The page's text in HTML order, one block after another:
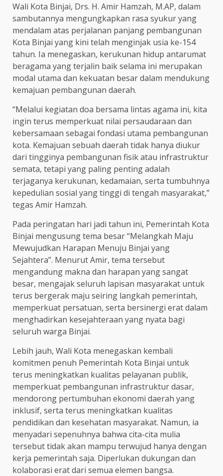
Wali Kota Binjai, Drs. H. Amir Hamzah, M.AP, dalam
sambutannya mengungkapkan rasa syukur yang
mendalam atas perjalanan panjang pembangunan
Kota Binjai yang kini telah menginjak usia ke-154
tahun. Ia menegaskan, kerukunan hidup antarumat
beragama yang terjalin baik selama ini merupakan
modal utama dan kekuatan besar dalam mendukung
kemajuan pembangunan daerah.
“Melalui kegiatan doa bersama lintas agama ini, kita
ingin terus memperkuat nilai persaudaraan dan
kebersamaan sebagai fondasi utama pembangunan
kota. Kemajuan sebuah daerah tidak hanya diukur
dari tingginya pembangunan fisik atau infrastruktur
semata, tetapi yang paling penting adalah
terjaganya kerukunan, kedamaian, serta tumbuhnya
kepedulian sosial yang tinggi di tengah masyarakat,”
tegas Amir Hamzah.
Pada peringatan hari jadi tahun ini, Pemerintah Kota
Binjai mengusung tema besar “Melangkah Maju
Mewujudkan Harapan Menuju Binjai yang
Sejahtera”. Menurut Amir, tema tersebut
mengandung makna dan harapan yang sangat
besar, mengajak seluruh lapisan masyarakat untuk
terus bergerak maju seiring langkah pemerintah,
memperkuat persatuan, serta bersinergi erat dalam
menghadirkan kesejahteraan yang nyata bagi
seluruh warga Binjai.
Lebih jauh, Wali Kota menegaskan kembali
komitmen penuh Pemerintah Kota Binjai untuk
terus meningkatkan kualitas pelayanan publik,
memperkuat pembangunan infrastruktur dasar,
mendorong pertumbuhan ekonomi daerah yang
inklusif, serta terus meningkatkan kualitas
pendidikan dan kesehatan masyarakat. Namun, ia
menyadari sepenuhnya bahwa cita-cita mulia
tersebut tidak akan mampu terwujud hanya dengan
kerja pemerintah saja. Diperlukan dukungan dan
kolaborasi erat dari semua elemen bangsa.